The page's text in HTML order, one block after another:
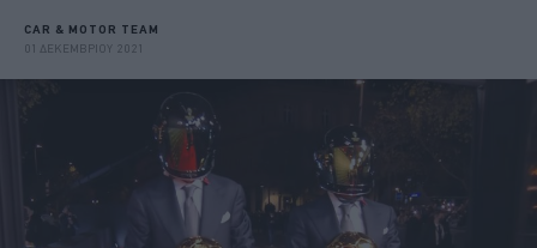
CAR & MOTOR TEAM
01 ΔΕΚΕΜΒΡΙΟΥ 2021